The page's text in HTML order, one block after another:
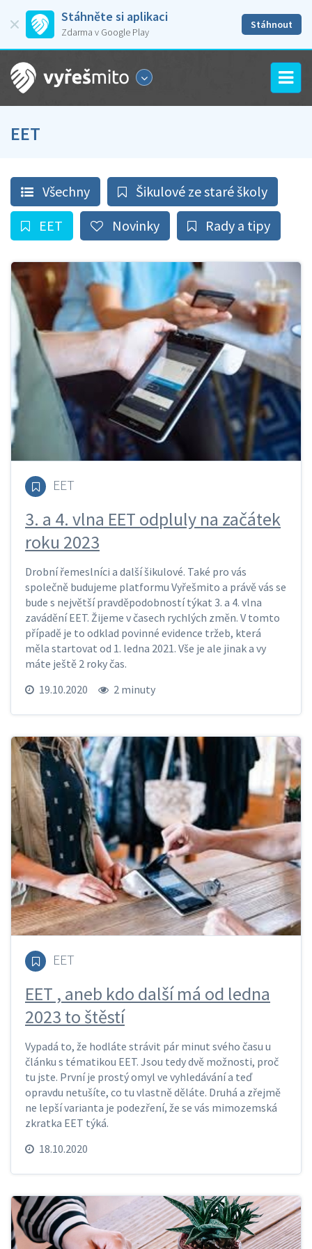
Stáhněte si aplikaci
Zdarma v Google Play
Stáhnout
EET
Všechny
Šikulové ze staré školy
EET
Novinky Rady a tipy
EET
3. a 4. vlna EET odpluly na začátek
roku 2023
Drobní řemeslníci a další šikulové. Také pro vás
společně budujeme platformu Vyřešmito a právě vás se
bude s největší pravděpodobností týkat 3. a 4. vlna
zavádění EET. Žijeme v časech rychlých změn. V tomto
případě je to odklad povinné evidence tržeb, která
měla startovat od 1. ledna 2021. Vše je ale jinak a vy
máte ještě 2 roky čas.
19.10.2020
2 minuty
EET
EET , aneb kdo další má od ledna
2023 to štěstí
Vypadá to, že hodláte strávit pár minut svého času u
článku s tématikou EET. Jsou tedy dvě možnosti, proč
tu jste. První je prostý omyl ve vyhledávání a teď
opravdu netušíte, co tu vlastně děláte. Druhá a zřejmě
ne lepší varianta je podezření, že se vás mimozemská
zkratka EET týká.
18.10.2020